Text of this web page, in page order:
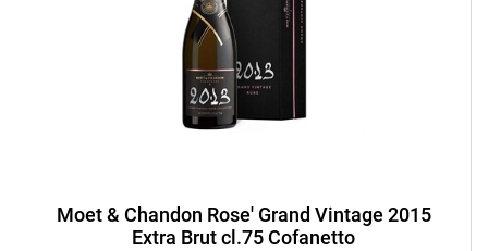
Moet & Chandon Rose' Grand Vintage 2015
Extra Brut cl.75 Cofanetto